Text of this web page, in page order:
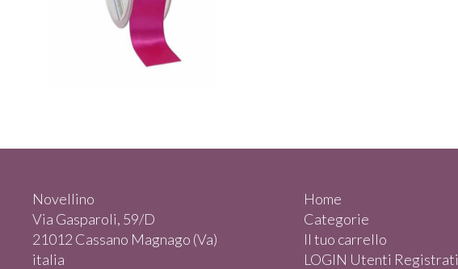
Novellino
Via Gasparoli, 59/D
21012 Cassano Magnago (Va)
italia
Home
Categorie
Il tuo carrello
LOGIN Utenti Registrati